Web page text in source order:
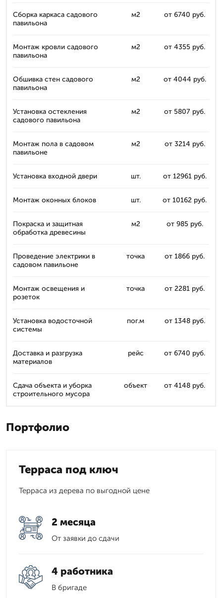
Сборка каркаса садового
павильона
м2 от 6740 руб.
Монтаж кровли садового
павильона
м2 от 4355 руб.
Обшивка стен садового
павильона
м2 от 4044 руб.
Установка остекления
садового павильона
м2 от 5807 руб.
Монтаж пола в садовом
павильоне
м2 от 3214 руб.
Установка входной двери шт. от 12961 руб.
Монтаж оконных блоков шт. от 10162 руб.
Покраска и защитная
обработка древесины
м2 от 985 руб.
Проведение электрики в
садовом павильоне
точка от 1866 руб.
Монтаж освещения и
розеток
точка от 2281 руб.
Установка водосточной
системы
пог.м от 1348 руб.
Доставка и разгрузка
материалов
рейс от 6740 руб.
Сдача объекта и уборка
строительного мусора
объект от 4148 руб.
Портфолио
Терраса под ключ
Терраса из дерева по выгодной цене
2 месяца
От заявки до сдачи
4 работника
В бригаде